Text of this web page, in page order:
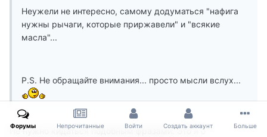
Неужели не интересно, самому додуматься "нафига
нужны рычаги, которые приржавели" и "всякие
масла"...
P.S. Не обращайте внимания... просто мысли вслух...
Не нужно кидаться подобным фразами. Это я о
Форумы Непрочитанные Войти Создать аккаунт Больше